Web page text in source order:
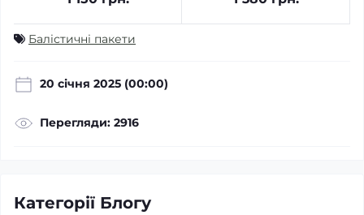
Балістичні пакети
20 cічня 2025 (00:00)
Перегляди: 2916
Категорії Блогу